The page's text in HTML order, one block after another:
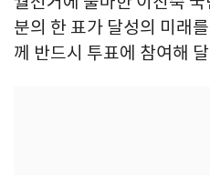
분의 한 표가 달성의 미래
께 반드시 투표에 참여해